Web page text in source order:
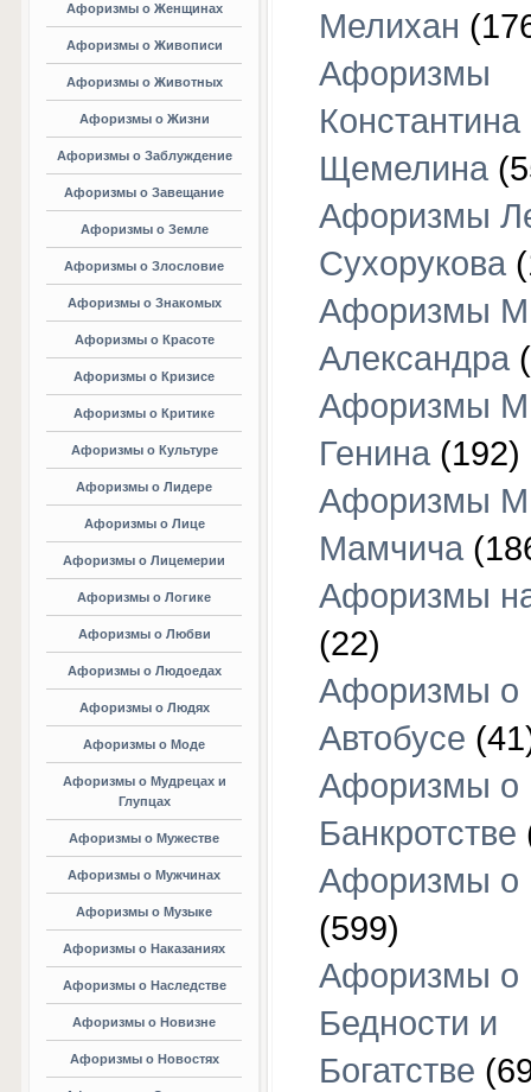
Афоризмы о Женщинах
Афоризмы о Живописи
Афоризмы о Животных
Афоризмы о Жизни
Афоризмы о Заблуждение
Афоризмы о Завещание
Афоризмы о Земле
Афоризмы о Злословие
Афоризмы о Знакомых
Афоризмы о Красоте
Афоризмы о Кризисе
Афоризмы о Критике
Афоризмы о Культуре
Афоризмы о Лидере
Афоризмы о Лице
Афоризмы о Лицемерии
Афоризмы о Логике
Афоризмы о Любви
Афоризмы о Людоедах
Афоризмы о Людях
Афоризмы о Моде
Афоризмы о Мудрецах и
Глупцах
Афоризмы о Мужестве
Афоризмы о Мужчинах
Афоризмы о Музыке
Афоризмы о Наказаниях
Афоризмы о Наследстве
Афоризмы о Новизне
Афоризмы о Новостях
Мелихан
Афоризмы
Константина
Щемелина
Афоризмы
Сухорукова
Афоризмы
Александра
Афоризмы
Генина (192)
Афоризмы
Мамчича
Афоризмы
(22)
Афоризмы о
Автобусе
Афоризмы о
Банкротстве
Афоризмы о
(599)
Афоризмы о
Бедности и
Богатстве